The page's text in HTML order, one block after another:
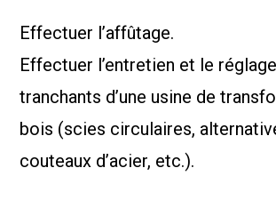
Effectuer l’affûtage.
Effectuer l’entretien et le
tranchants d’une usine de
bois (scies circulaires,
couteaux d’acier, etc.).